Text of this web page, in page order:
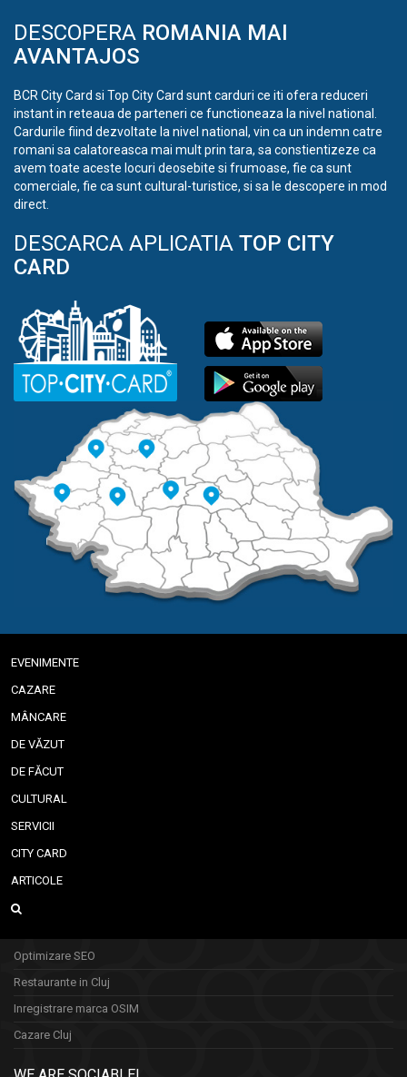
DESCOPERA ROMANIA MAI
AVANTAJOS
BCR City Card si Top City Card sunt carduri ce iti ofera reduceri
instant in reteaua de parteneri ce functioneaza la nivel national.
Cardurile fiind dezvoltate la nivel national, vin ca un indemn catre
romani sa calatoreasca mai mult prin tara, sa constientizeze ca
avem toate aceste locuri deosebite si frumoase, fie ca sunt
comerciale, fie ca sunt cultural-turistice, si sa le descopere in mod
direct.
DESCARCA APLICATIA TOP CITY
CARD
EVENIMENTE
CAZARE
MÂNCARE
DE VĂZUT
DE FĂCUT
CULTURAL
SERVICII
CITY CARD
ARTICOLE
Optimizare SEO
Restaurante in Cluj
Inregistrare marca OSIM
Cazare Cluj